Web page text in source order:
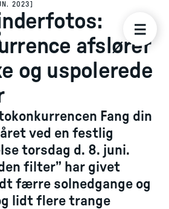
2023]
afslører
og uspolerede
Fang din
ved en festlig
torsdag d. 8. juni.
filter” har givet
færre solnedgange og
lidt flere trange